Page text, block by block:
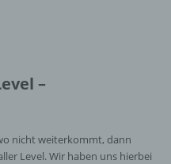
–
nicht weiterkommt, dann
Level. Wir haben uns hierbei